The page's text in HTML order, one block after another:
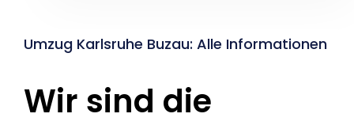
Umzug Karlsruhe Buzau: Alle Informationen
Wir sind die